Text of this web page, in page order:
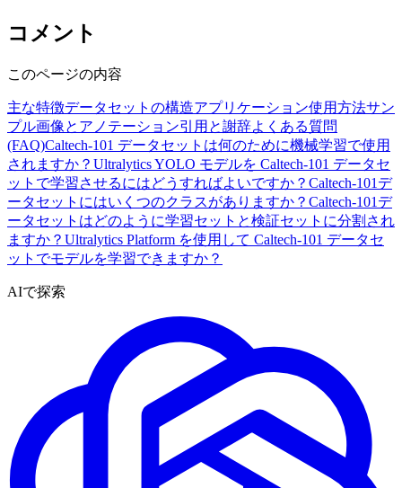
コメント
このページの内容
主な特徴データセットの構造アプリケーション使用方法サン
プル画像とアノテーション引用と謝辞よくある質問
(FAQ)Caltech-101 データセットは何のために機械学習で使用
されますか？ Ultralytics YOLO モデルを Caltech-101 データセ
ットで学習させるにはどうすればよいですか？ Caltech-101デ
ータセットにはいくつのクラスがありますか？ Caltech-101デ
ータセットはどのように学習セットと検証セットに分割され
ますか？ Ultralytics Platform を使用して Caltech-101 データセ
ットでモデルを学習できますか？
AIで探索